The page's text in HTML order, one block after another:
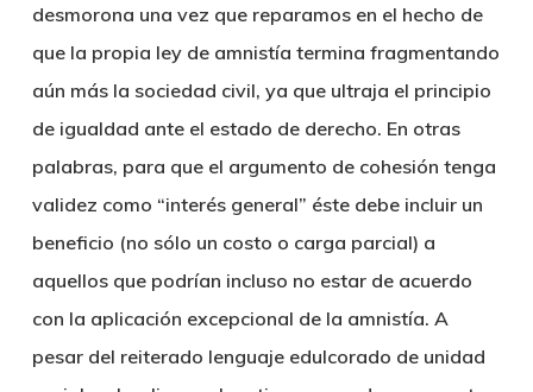
desmorona una vez que reparamos en el hecho de
que la propia ley de amnistía termina fragmentando
aún más la sociedad civil, ya que ultraja el principio
de igualdad ante el estado de derecho. En otras
palabras, para que el argumento de cohesión tenga
validez como “interés general” éste debe incluir un
beneficio (no sólo un costo o carga parcial) a
aquellos que podrían incluso no estar de acuerdo
con la aplicación excepcional de la amnistía. A
pesar del reiterado lenguaje edulcorado de unidad